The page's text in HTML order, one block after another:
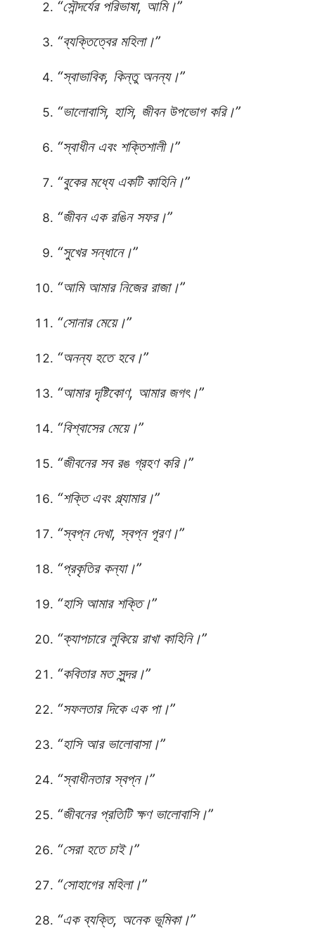
“সৌন্দর্যের পরিভাষা, আমি।”
“ব্যক্তিত্বের মহিলা।”
“স্বাভাবিক, কিন্তু অনন্য।”
“ভালোবাসি, হাসি, জীবন উপভোগ করি।”
“স্বাধীন এবং শক্তিশালী।”
“বুকের মধ্যে একটি কাহিনি।”
“জীবন এক রঙিন সফর।”
“সুখের সন্ধানে।”
“আমি আমার নিজের রাজা।”
“সোনার মেয়ে।”
“অনন্য হতে হবে।”
“আমার দৃষ্টিকোণ, আমার জগৎ।”
“বিশ্বাসের মেয়ে।”
“জীবনের সব রঙ গ্রহণ করি।”
“শক্তি এবং গ্ল্যামার।”
“স্বপ্ন দেখা, স্বপ্ন পূরণ।”
“প্রকৃতির কন্যা।”
“হাসি আমার শক্তি।”
“ক্যাপচারে লুকিয়ে রাখা কাহিনি।”
“কবিতার মত সুন্দর।”
“সফলতার দিকে এক পা।”
“হাসি আর ভালোবাসা।”
“স্বাধীনতার স্বপ্ন।”
“জীবনের প্রতিটি ক্ষণ ভালোবাসি।”
“সেরা হতে চাই।”
“সোহাগের মহিলা।”
“এক ব্যক্তি, অনেক ভূমিকা।”